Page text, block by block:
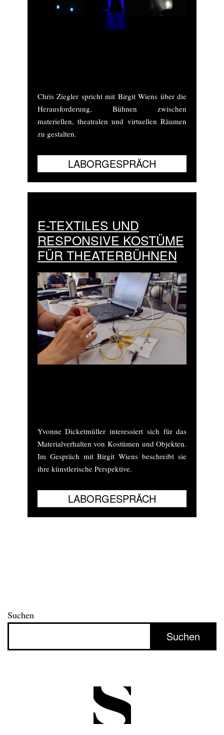
Chris Ziegler spricht mit Birgit Wiens über die
Herausforderung, Bühnen zwischen
materiellen, theatralen und virtuellen Räumen
zu gestalten.
E-TEXTILES UND
RESPONSIVE KOSTÜME
FÜR THEATERBÜHNEN
Yvonne Dicketmüller interessiert sich für das
Materialverhalten von Kostümen und Objekten.
Im Gespräch mit Birgit Wiens beschreibt sie
ihre künstlerische Perspektive.
Suchen
Suchen